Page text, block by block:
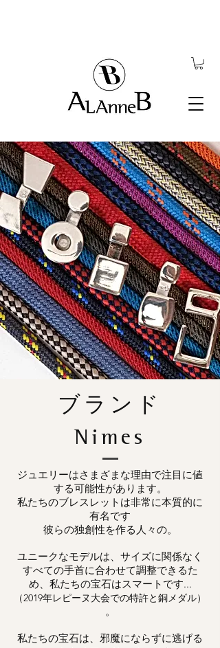
ブランド
Nimes
ジュエリーはさまざまな理由で注目に値
する可能性があります。
私たちのブレスレットは非常に本質的に
有名です
彼らの独創性を作る人々の。
ユニークなモデルは、サイズに関係なく
すべての手首に合わせて調整できるた
め、私たちの宝石はスマートです...
（2019年レピーヌ大会での特許と銅メダル）
。
私たちの宝石は、邪魔にならずに逃げる